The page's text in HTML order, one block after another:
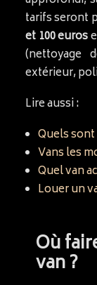
tarifs seront
et 100 euros
(nettoyage
extérieur,
Lire aussi :
Quels
Vans les
Quel van
Louer un
Où
van ?